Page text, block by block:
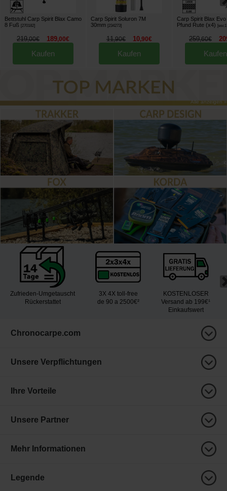
Bettstuhl Carp Spirit Blax Camo
8 Fuß
[270182]
219,00€ 189,00€
Kaufen
Carp Spirit Soluron 7M
30mm [234273]
11,90€ 10,90€
Kaufen
Carp Spirit Blax
Pfund Rute (x4)
[
259,60€
Kaufen
Alle anzeigen »
Zufrieden-Umgetauscht
Rückerstattet
3X 4X toll-free
de 90 a 2500€²
KOSTENLOSER
Versand ab 199€¹
Einkaufswert
Chronocarpe.com
Unsere Verpflichtungen
Ihre Vorteile
Unsere Partner
Mehr Informationen
Legende